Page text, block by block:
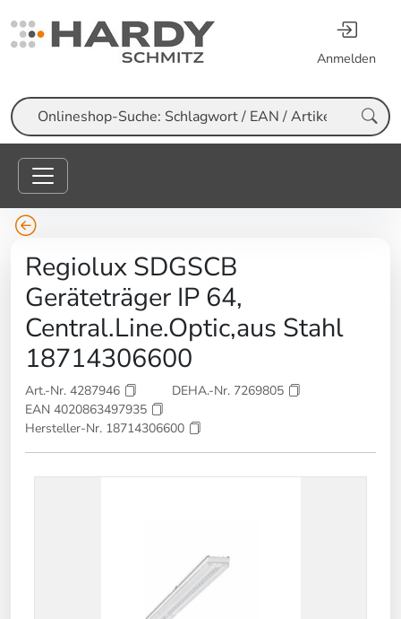
Anmelden
Suche
Regiolux SDGSCB
Geräteträger IP 64,
Central.Line.Optic,aus Stahl
18714306600
Art.-Nr. 4287946
DEHA.-Nr. 7269805
EAN 4020863497935
Hersteller-Nr. 18714306600